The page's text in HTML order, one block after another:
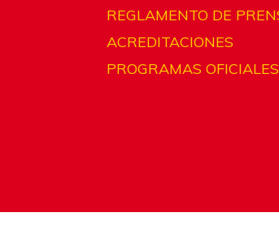
REGLAMENTO DE
ACREDITACIONES
PROGRAMAS OFICIALES